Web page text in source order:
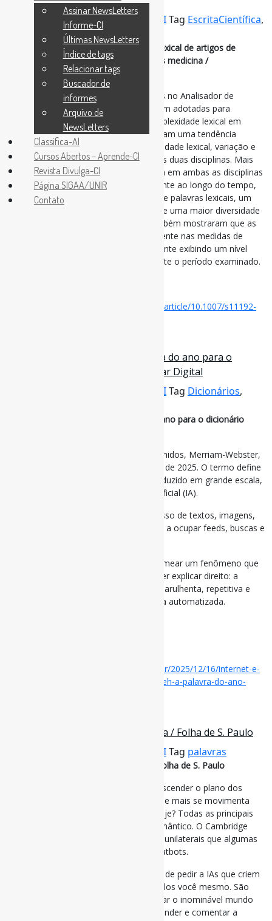
Pedro AndrettaemInforme-CITag EscritaCientífica,
Mudança diacrônica na complexidade lexical de artigos de
pesquisa (1970–2020): economia versus medicina /
Scientometrics
Nove medidas diacrônicas incorporadas no Analisador de
Complexidade Lexical de Lu (2012) foram adotadas para
operacionalizar três dimensões da complexidade lexical em
todos os textos. Os resultados mostraram uma tendência
crescente ao longo de 50 anos na densidade lexical, variação e
sofisticação dos artigos de pesquisa nas duas disciplinas. Mais
especificamente, os artigos de pesquisa em ambas as disciplinas
tornaram-se mais complexos lexicalmente ao longo do tempo,
produzindo uma proporção crescente de palavras lexicais, um
número maior de palavras sofisticadas e uma maior diversidade
de tipos de palavras. Os resultados também mostraram que as
duas disciplinas variaram significativamente nas medidas de
complexidade, com a medicina geralmente exibindo um nível
mais alto de complexidade lexical durante o período examinado.
https://link.springer.com/article/10.1007/s11192-
O que é ‘slop’ e por que é a palavra do ano para o
dicionário Merriam-Webster / Olhar Digital
Informe-CITag Dicionários,
O que é ‘slop’ e por que é a palavra do ano para o dicionário
O dicionário mais antigo dos Estados Unidos, Merriam-Webster,
escolheu “slop” como a Palavra do Ano de 2025. O termo define
conteúdo digital de baixa qualidade produzido em grande escala,
geralmente com uso de inteligência artificial (IA).
É uma escolha que mira direto no excesso de textos, imagens,
vídeos e áudios artificiais que passaram a ocupar feeds, buscas e
Segundo o dicionário, “slop” ajuda a nomear um fenômeno que
todo mundo percebe, mesmo sem saber explicar direito: a
sensação de que a internet ficou mais barulhenta, repetitiva e
inflada por conteúdo gerado de maneira automatizada.
https://olhardigital.com.br/2025/12/16/internet-e-
redes-sociais/o-que-eh-slop-e-por-que-eh-a-palavra-do-ano-
‘Palavras do ano’ já não dizem nada / Folha de S. Paulo
Informe-CITag palavras
‘Palavras do ano’ já não dizem nada / Folha de S. Paulo
Os dicionários até têm lutado para transcender o plano dos
modismos digitais, mas não é fácil. Onde mais se movimenta
discurso em larga escala nos dias de hoje? Todas as principais
escolhas de 2025 são desse campo semântico. O Cambridge
elegeu “parasocial”, nome das relações unilaterais que algumas
pessoas travam com celebridades e chatbots.
O Collins optou por “vibe coding”, o ato de pedir a IAs que criem
aplicativos e sites em vez de programá-los você mesmo. São
escolhas honestas, tentativas de nomear o inominável mundo
novo. No entanto, incapazes de transcender e comentar a
Assinar NewsLetters
Informe-CI
Últimas NewsLetters
Índice de tags
Relacionar tags
Buscador de
informes
Arquivo de
NewsLetters
Classifica-AI
Cursos Abertos – Aprende-CI
Revista Divulga-CI
Página SIGAA/UNIR
Contato